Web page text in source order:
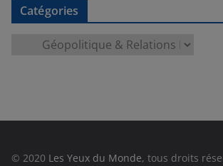
Catégories
© 2020 Les Yeux du Monde, tous droits